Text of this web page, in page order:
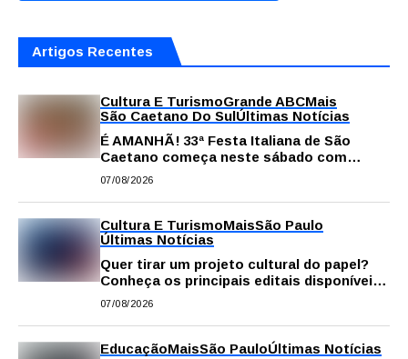
Artigos Recentes
Cultura E TurismoGrande ABCMais
São Caetano Do SulÚltimas Notícias
É AMANHÃ! 33ª Festa Italiana de São
Caetano começa neste sábado com
gastronomia, música e solidariedade
07/08/2026
Cultura E TurismoMaisSão Paulo
Últimas Notícias
Quer tirar um projeto cultural do papel?
Conheça os principais editais disponíveis
em São Paulo
07/08/2026
EducaçãoMaisSão PauloÚltimas Notícias